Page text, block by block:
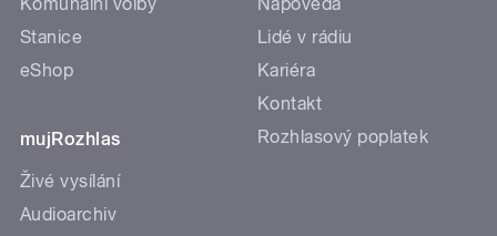
Stanice
eShop
mujRozhlas
Živé vysílání
Audioarchiv
Lidé v rádiu
Kariéra
Kontakt
Rozhlasový poplatek